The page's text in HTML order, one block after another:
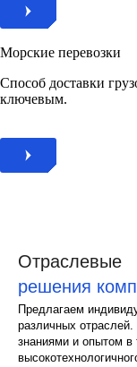
Морские перевозки
Способ доставки
ключевым.
Отраслевые
решения
Предлагаем
различных
знаниями и опытом в